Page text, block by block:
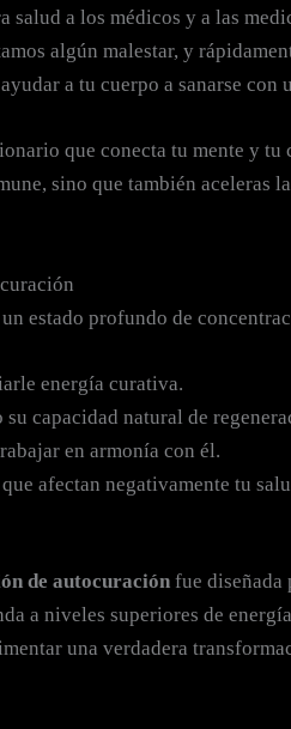
salud a los médicos y a las
algún malestar, y
a tu cuerpo a sanarse
que conecta tu mente y
sino que también
estado profundo de
energía curativa.
su capacidad natural de
en armonía con él.
afectan negativamente tu
de autocuración fue diseñada
a niveles superiores de
una verdadera